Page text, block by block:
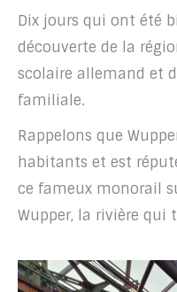
Dix jours qui ont été
découverte de la
scolaire allemand et
familiale.
Rappelons que
habitants et est
ce fameux monorail
Wupper, la rivière qui